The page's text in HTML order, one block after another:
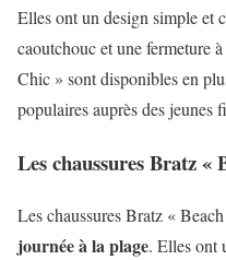
Elles ont un design simple et
caoutchouc et une fermeture
Chic » sont disponibles en
populaires auprès des jeunes
Les chaussures Bratz «
Les chaussures Bratz «
journée à la plage. Elles ont